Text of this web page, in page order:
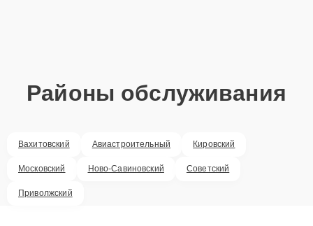
Районы обслуживания
Вахитовский Авиастроительный Кировский
Московский Ново-Савиновский Советский
Приволжский